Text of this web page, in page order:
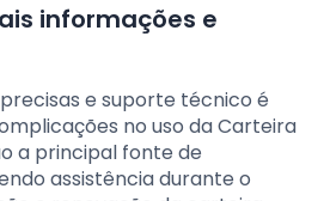
informações e
e suporte técnico é
no uso da Carteira
a principal fonte de
assistência durante o